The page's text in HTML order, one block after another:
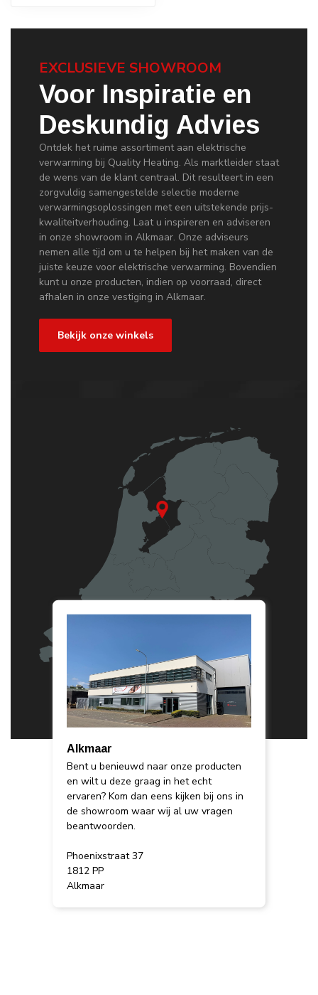
EXCLUSIEVE SHOWROOM
Voor Inspiratie en
Deskundig Advies
Ontdek het ruime assortiment aan elektrische
verwarming bij Quality Heating. Als marktleider staat
de wens van de klant centraal. Dit resulteert in een
zorgvuldig samengestelde selectie moderne
verwarmingsoplossingen met een uitstekende prijs-
kwaliteitverhouding. Laat u inspireren en adviseren
in onze showroom in Alkmaar. Onze adviseurs
nemen alle tijd om u te helpen bij het maken van de
juiste keuze voor elektrische verwarming. Bovendien
kunt u onze producten, indien op voorraad, direct
afhalen in onze vestiging in Alkmaar.
Bekijk onze winkels
Alkmaar
Bent u benieuwd naar onze producten
en wilt u deze graag in het echt
ervaren? Kom dan eens kijken bij ons in
de showroom waar wij al uw vragen
beantwoorden.
Phoenixstraat 37
1812 PP
Alkmaar